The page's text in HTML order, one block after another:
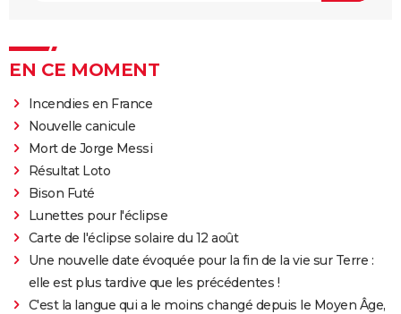
EN CE MOMENT
Incendies en France
Nouvelle canicule
Mort de Jorge Messi
Résultat Loto
Bison Futé
Lunettes pour l'éclipse
Carte de l'éclipse solaire du 12 août
Une nouvelle date évoquée pour la fin de la vie sur Terre :
elle est plus tardive que les précédentes !
C'est la langue qui a le moins changé depuis le Moyen Âge,